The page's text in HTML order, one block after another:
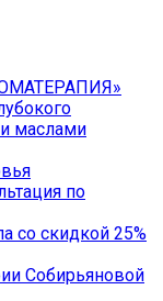
маслами
по
со скидкой 25%
Собирьяновой